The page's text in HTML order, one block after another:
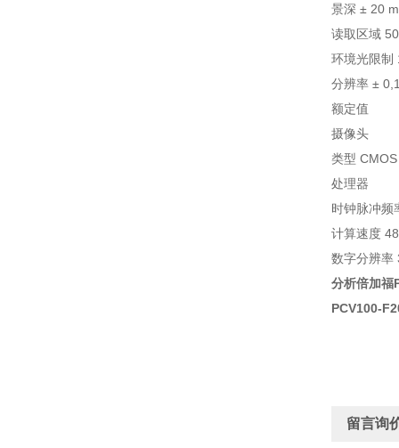
景深 ± 20
读取区域
环境光限制
分辨率 ±
额定值
摄像头
类型
处理器
时钟脉冲频
计算速度
数字分辨率
分析倍加福
PCV100-
留言询